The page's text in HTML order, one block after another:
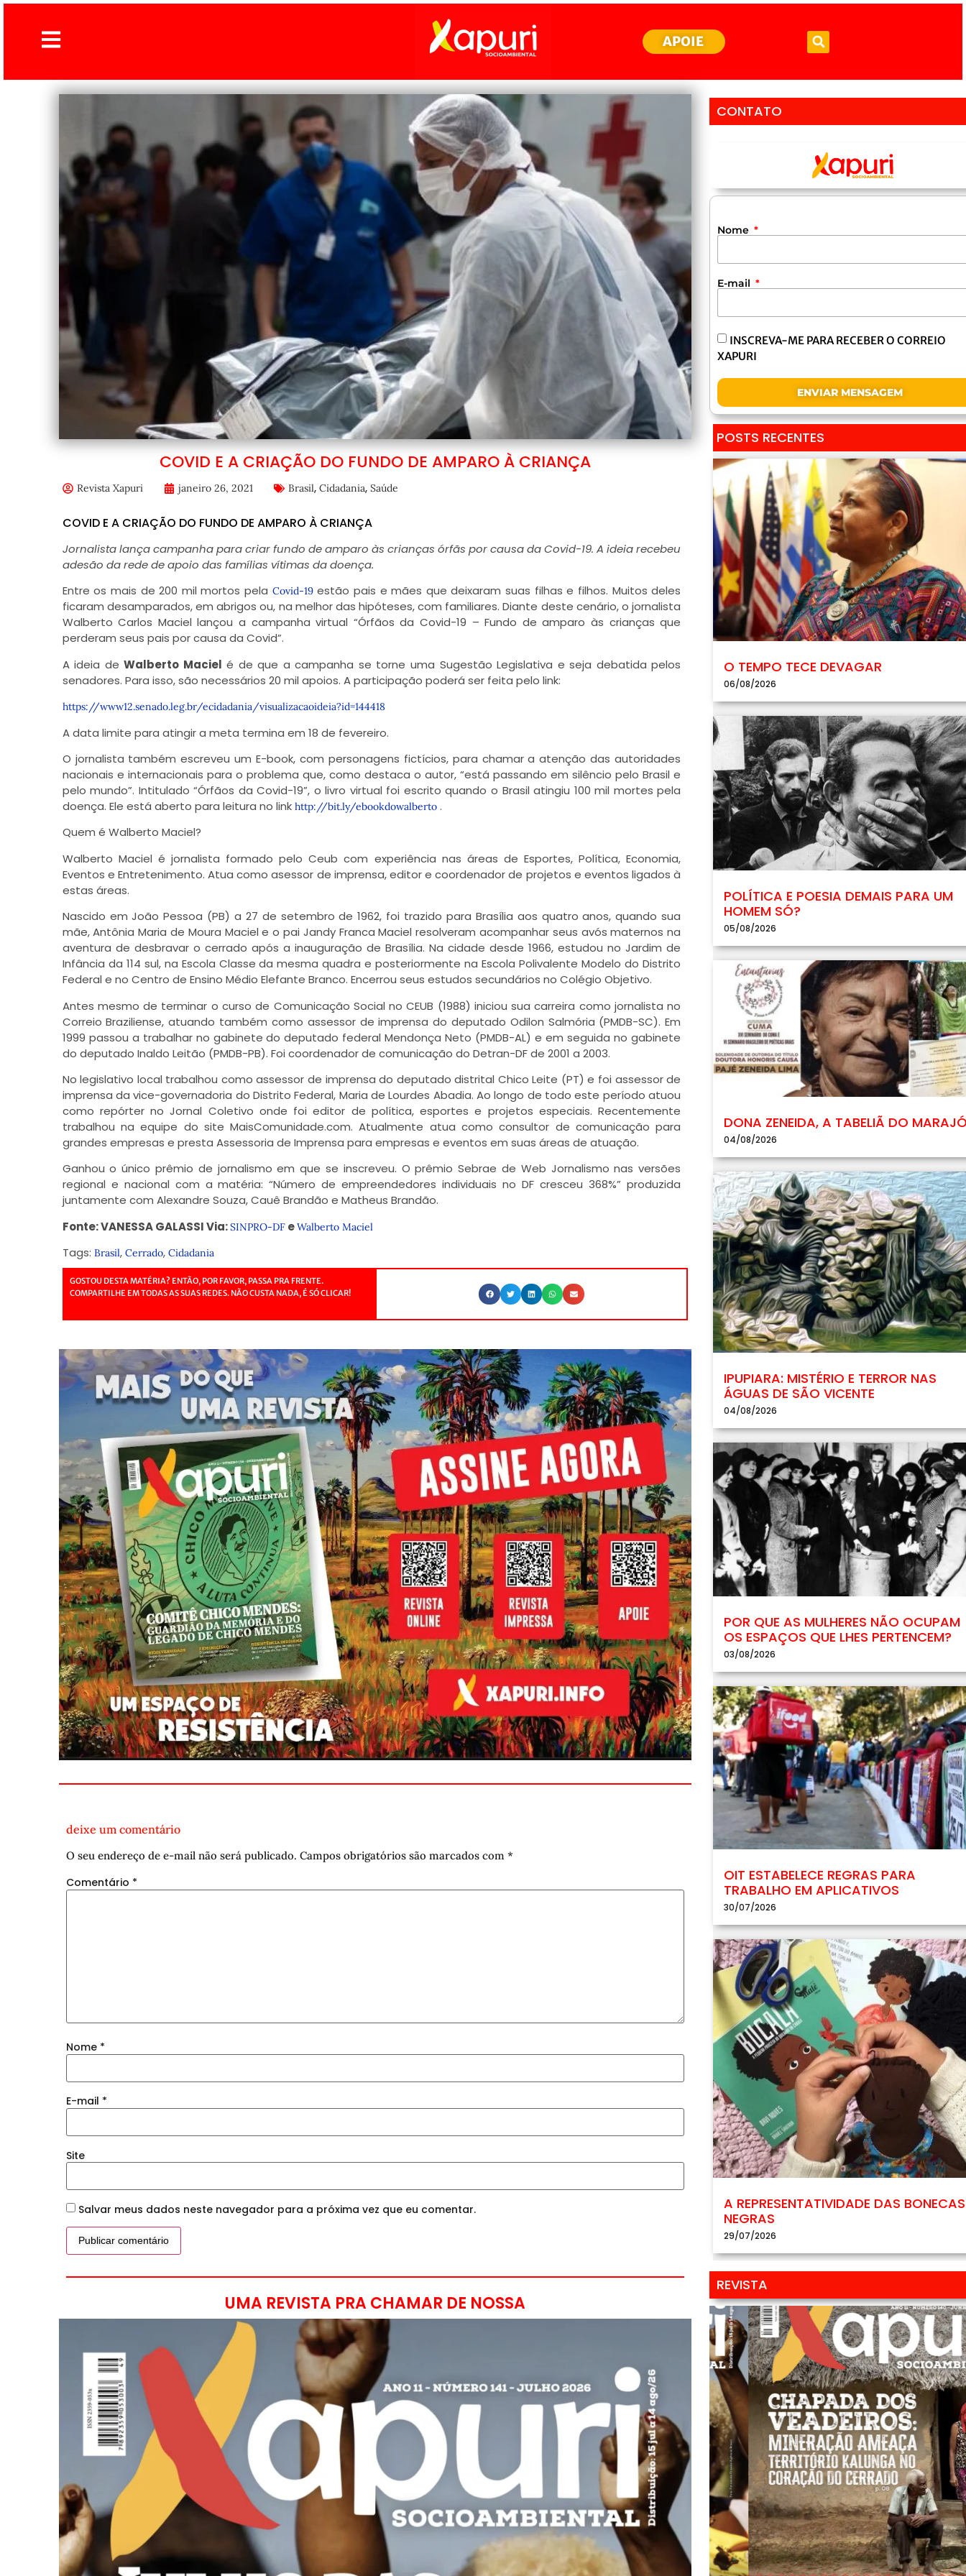
APOIE
COVID E A CRIAÇÃO DO FUNDO DE AMPARO À CRIANÇA
Revista Xapuri janeiro 26, 2021 Brasil, Cidadania, Saúde
COVID E A CRIAÇÃO DO FUNDO DE AMPARO À CRIANÇA
Jornalista lança campanha para criar fundo de amparo às crianças órfãs por causa da Covid-19. A ideia recebeu
adesão da rede de apoio das famílias vítimas da doença.
Entre os mais de 200 mil mortos pela Covid-19estão pais e mães que deixaram suas filhas e filhos. Muitos deles
ficaram desamparados, em abrigos ou, na melhor das hipóteses, com familiares. Diante deste cenário, o jornalista
Walberto Carlos Maciel lançou a campanha virtual “Órfãos da Covid-19 – Fundo de amparo às crianças que
perderam seus pais por causa da Covid”.
A ideia deWalberto Maciel é de que a campanha se torne uma Sugestão Legislativa e seja debatida pelos
senadores. Para isso, são necessários 20 mil apoios. A participação poderá ser feita pelo link:
https://www12.senado.leg.br/ecidadania/visualizacaoideia?id=144418
A data limite para atingir a meta termina em 18 de fevereiro.
O jornalista também escreveu um E-book, com personagens fictícios, para chamar a atenção das autoridades
nacionais e internacionais para o problema que, como destaca o autor, “está passando em silêncio pelo Brasil e
pelo mundo”. Intitulado “Órfãos da Covid-19”, o livro virtual foi escrito quando o Brasil atingiu 100 mil mortes pela
doença. Ele está aberto para leitura no link http://bit.ly/ebookdowalberto.
Quem é Walberto Maciel?
Walberto Maciel é jornalista formado pelo Ceub com experiência nas áreas de Esportes, Política, Economia,
Eventos e Entretenimento. Atua como asessor de imprensa, editor e coordenador de projetos e eventos ligados à
estas áreas.
Nascido em João Pessoa (PB) a 27 de setembro de 1962, foi trazido para Brasília aos quatro anos, quando sua
mãe, Antônia Maria de Moura Maciel e o pai Jandy Franca Maciel resolveram acompanhar seus avós maternos na
aventura de desbravar o cerrado após a inauguração de Brasília. Na cidade desde 1966, estudou no Jardim de
Infância da 114 sul, na Escola Classe da mesma quadra e posteriormente na Escola Polivalente Modelo do Distrito
Federal e no Centro de Ensino Médio Elefante Branco. Encerrou seus estudos secundários no Colégio Objetivo.
Antes mesmo de terminar o curso de Comunicação Social no CEUB (1988) iniciou sua carreira como jornalista no
Correio Braziliense, atuando também como assessor de imprensa do deputado Odilon Salmória (PMDB-SC). Em
1999 passou a trabalhar no gabinete do deputado federal Mendonça Neto (PMDB-AL) e em seguida no gabinete
do deputado Inaldo Leitão (PMDB-PB). Foi coordenador de comunicação do Detran-DF de 2001 a 2003.
No legislativo local trabalhou como assessor de imprensa do deputado distrital Chico Leite (PT) e foi assessor de
imprensa da vice-governadoria do Distrito Federal, Maria de Lourdes Abadia. Ao longo de todo este período atuou
como repórter no Jornal Coletivo onde foi editor de política, esportes e projetos especiais. Recentemente
trabalhou na equipe do site MaisComunidade.com. Atualmente atua como consultor de comunicação para
grandes empresas e presta Assessoria de Imprensa para empresas e eventos em suas áreas de atuação.
Ganhou o único prêmio de jornalismo em que se inscreveu. O prêmio Sebrae de Web Jornalismo nas versões
regional e nacional com a matéria: “Número de empreendedores individuais no DF cresceu 368%” produzida
juntamente com Alexandre Souza, Cauê Brandão e Matheus Brandão.
Fonte: VANESSA GALASSI Via:SINPRO-DFeWalberto Maciel
Tags: Brasil, Cerrado, Cidadania
GOSTOU DESTA MATÉRIA? ENTÃO, POR FAVOR, PASSA PRA FRENTE.
COMPARTILHE EM TODAS AS SUAS REDES. NÃO CUSTA NADA, É SÓ CLICAR!
deixe um comentário
O seu endereço de e-mail não será publicado. Campos obrigatórios são marcados com *
Comentário *
Nome *
E-mail *
Site
Salvar meus dados neste navegador para a próxima vez que eu comentar.
UMA REVISTA PRA CHAMAR DE NOSSA
CONTATO
Nome
E-mail
INSCREVA-ME PARA RECEBER O CORREIO
XAPURI
ENVIAR MENSAGEM
POSTS RECENTES
O TEMPO TECE DEVAGAR
06/08/2026
POLÍTICA E POESIA DEMAIS PARA UM
HOMEM SÓ?
05/08/2026
DONA ZENEIDA, A TABELIÃ DO
04/08/2026
IPUPIARA: MISTÉRIO E TERROR NAS
ÁGUAS DE SÃO VICENTE
04/08/2026
POR QUE AS MULHERES NÃO OCUPAM
OS ESPAÇOS QUE LHES PERTENCEM?
03/08/2026
OIT ESTABELECE REGRAS PARA
TRABALHO EM APLICATIVOS
30/07/2026
A REPRESENTATIVIDADE DAS BONECAS
NEGRAS
29/07/2026
REVISTA